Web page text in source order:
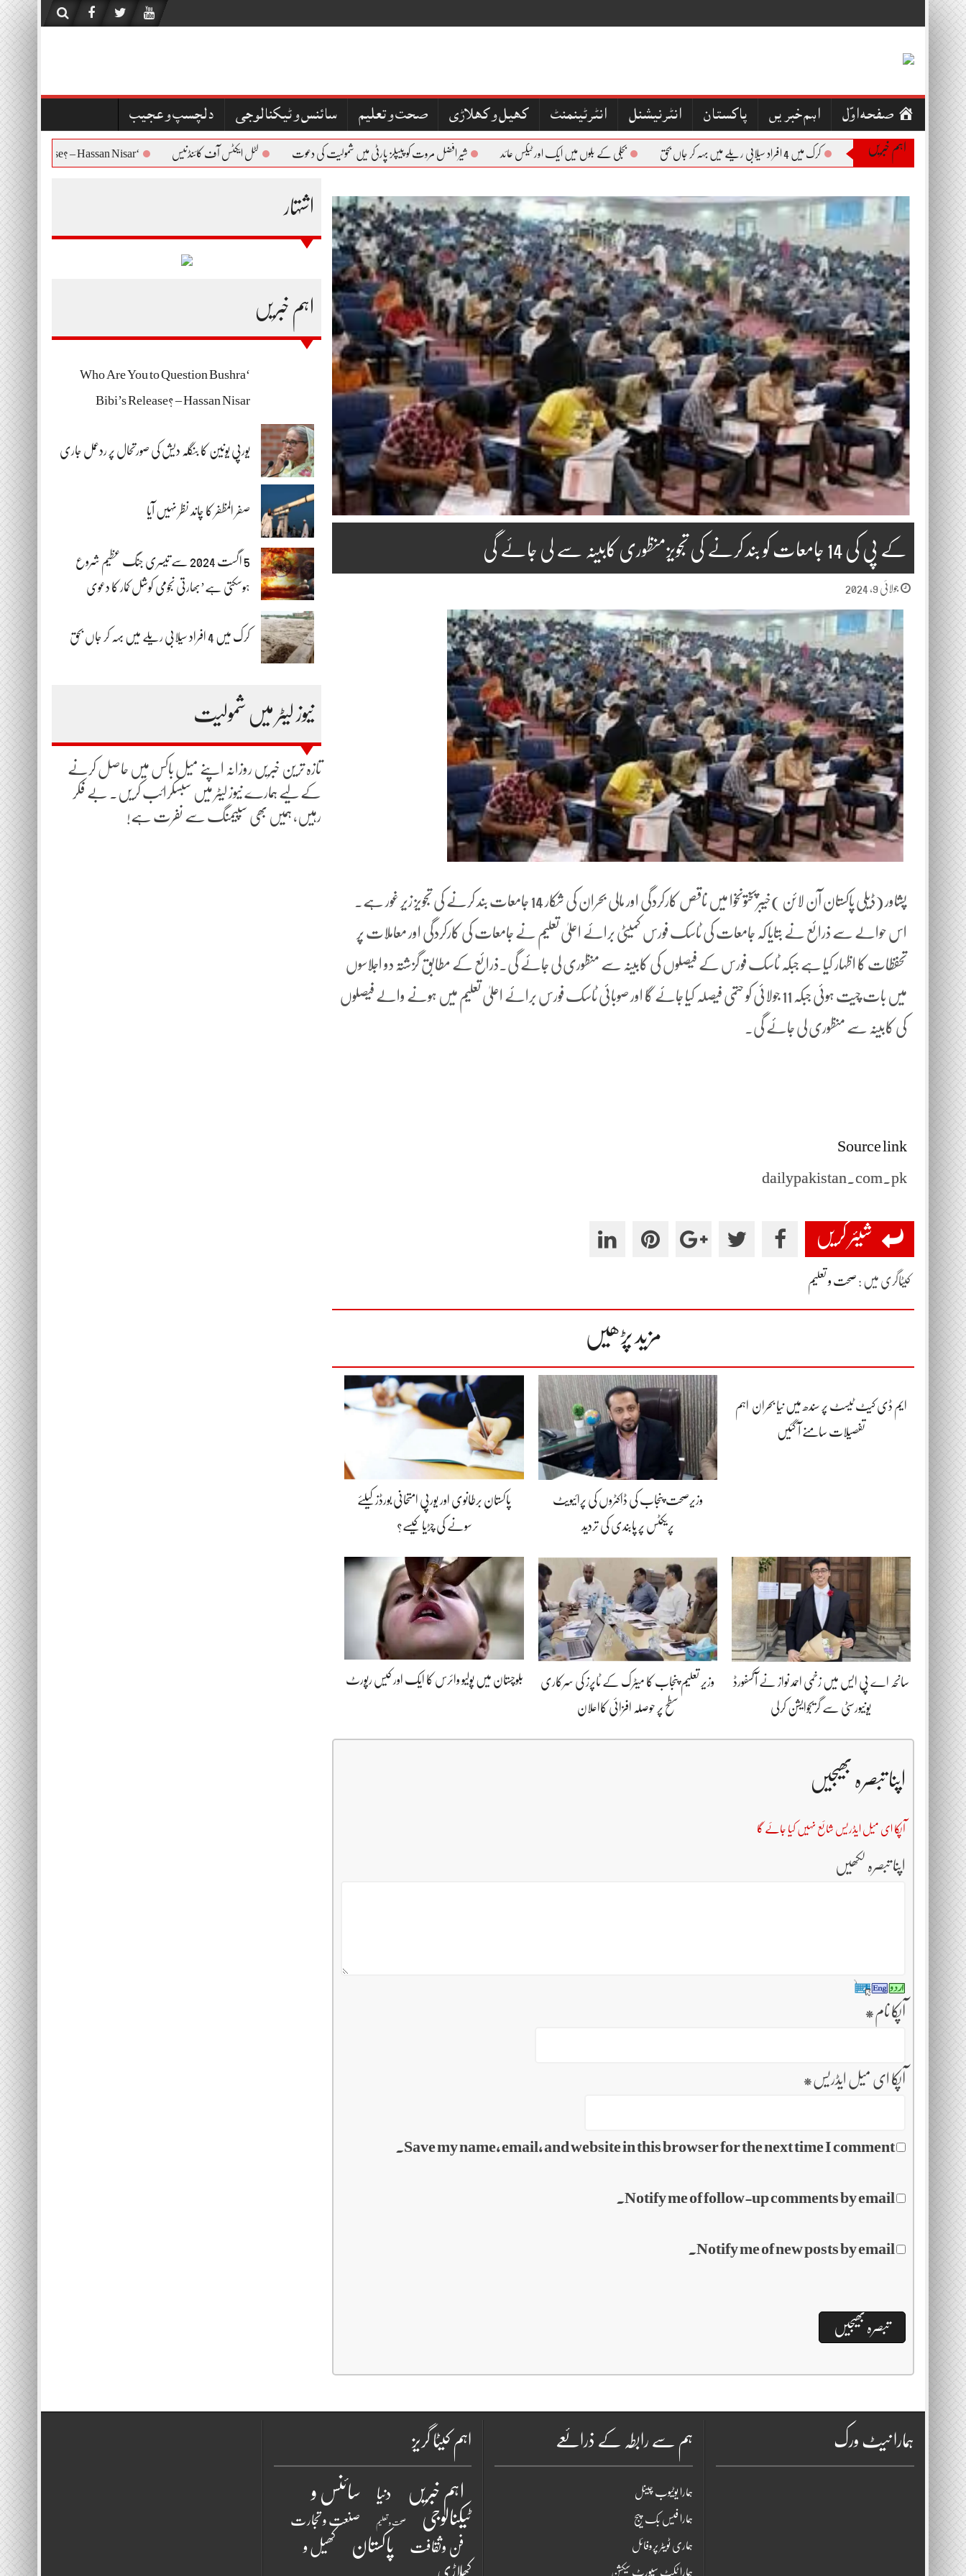
content
صفحہ اوّل اہم خبریں پاکستان انٹرنیشنل کھیل و کھلاڑی صحت و تعلیم سائنس و ٹیکنالوجی دلچسپ و عجیب
اہم خبریں کرک میں 4 افراد سیلابی ریلے میں بہہ کر جاں بحق بجلی کے بلوں میں ایک اور ٹیکس عائد شیر افضل مروت کو پیپلز پارٹی میں شمولیت کی دعوت لٹل ایکٹس آف کائنڈنیس
اشتہار
اہم خبریں
‘Who Are You to Question Bushra
Bibi’s Release? – Hassan Nisar
یورپی یونین کا بنگلہ دیش کی صورتحال پر ردعمل جاری
صفر المظفر کا چاند نظر نہیں آیا
5 اگست 2024 سے تیسری جنگ عظیم شروع
ہوسکتی ہے’بھارتی نجومی کوشل کمار کا دعوی
کرک میں 4 افراد سیلابی ریلے میں بہہ کر جاں بحق
نیوز لیٹر میں شمولیت
تازہ ترین خبریں روزانہ اپنے میل باکس میں حاصل کرنے
کے لیے ہمارے نیوز لیٹر میں سبسکرائب کریں۔ بے فکر
رہیں، ہمیں بھی سپیمنگ سے نفرت ہے!
کے پی کی 14 جامعات کو بند کرنے کی تجویزمنظوری کابینہ سے لی جائے گی
جولائی 9, 2024
پشاور (ڈیلی پاکستان آن لائن )خیبرپختونخوا میں ناقص کارکردگی اور مالی بحران کی شکار 14 جامعات بند کرنے کی تجویز زیر غور ہے۔
اس حوالے سے ذرائع نے بتایا کہ جامعات کی ٹاسک فورس کمیٹی برائے اعلیٰ تعلیم نے جامعات کی کارکردگی اور معاملات پر
تحفظات کا اظہار کیا ہے جبکہ ٹاسک فورس کے فیصلوں کی کابینہ سے منظوری لی جائے گی۔ذرائع کے مطابق گزشتہ دو اجلاسوں
میں بات چیت ہوئی جبکہ 11 جولائی کو حتمی فیصلہ کیا جائے گا اور صوبائی ٹاسک فورس برائے اعلیٰ تعلیم میں ہونے والے فیصلوں
کی کابینہ سے منظوری لی جائے گی۔
Source link
dailypakistan.com.pk
شیئر کریں
کیٹاگری میں : صحت و تعلیم
مزید پڑھیں
ایم ڈی کیٹ ٹیسٹ پر سندھ میں نیا بحران اہم
تفصیلات سامنے آ گئیں
وزیرصحت پنجاب کی ڈاکٹروں کی پرائیویٹ
پریکٹس پر پابندی کی تردید
پاکستان برطانوی اور یورپی امتحانی بورڈز کیلئے
سونے کی چڑیا کیسے؟
سانحہ اے پی ایس میں زخمی احمد نواز نے آکسفورڈ
یونیورسٹی سے گریجوایشن کرلی
وزیر تعلیم پنجاب کا میٹرک کے ٹاپرز کی سرکاری
سطح پر حوصلہ افزائی کااعلان
بلوچستان میں پولیو وائرس کا ایک اور کیس رپورٹ
اپنا تبصرہ بھیجیں
آپکا ای میل ایڈریس شائع نہیں کیا جائے گا
اپنا تبصرہ لکھیں
آپکا نام *
آپکا ای میل ایڈریس *
Save my name, email, and website in this browser for the next time I comment.
Notify me of follow-up comments by email.
Notify me of new posts by email.
اہم کیٹا گریز
اہم خبریں دنیا
سائنس و
ٹیکنالوجی
صحت و تعلیم صنعت و تجارت
فن وثقافت پاکستان
کھیل و
کھلاڑی
ہم سے رابطہ کے ذرائعے
ہمارا یوٹیوب چینل
ہمارا فیس بک پیج
ہماری ٹویٹر پروفائل
ہمارا ٹکٹ سپورٹ سیکشن
ہمارا نیٹ ورک